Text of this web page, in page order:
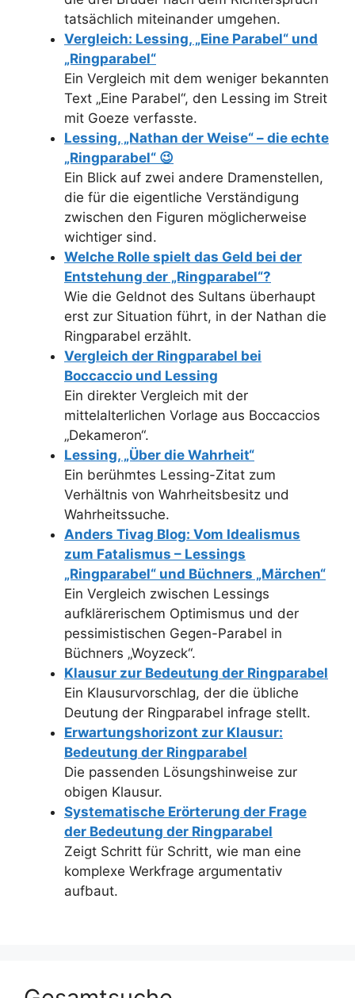
tatsächlich miteinander umgehen.
Vergleich: Lessing, „Eine Parabel“ und
„Ringparabel“
Ein Vergleich mit dem weniger bekannten
Text „Eine Parabel“, den Lessing im Streit
mit Goeze verfasste.
Lessing, „Nathan der Weise“ – die echte
„Ringparabel“ 😉
Ein Blick auf zwei andere Dramenstellen,
die für die eigentliche Verständigung
zwischen den Figuren möglicherweise
wichtiger sind.
Welche Rolle spielt das Geld bei der
Entstehung der „Ringparabel“?
Wie die Geldnot des Sultans überhaupt
erst zur Situation führt, in der Nathan die
Ringparabel erzählt.
Vergleich der Ringparabel bei
Boccaccio und Lessing
Ein direkter Vergleich mit der
mittelalterlichen Vorlage aus Boccaccios
„Dekameron“.
Lessing, „Über die Wahrheit“
Ein berühmtes Lessing-Zitat zum
Verhältnis von Wahrheitsbesitz und
Wahrheitssuche.
Anders Tivag Blog: Vom Idealismus
zum Fatalismus – Lessings
„Ringparabel“ und Büchners „Märchen“
Ein Vergleich zwischen Lessings
aufklärerischem Optimismus und der
pessimistischen Gegen-Parabel in
Büchners „Woyzeck“.
Klausur zur Bedeutung der Ringparabel
Ein Klausurvorschlag, der die übliche
Deutung der Ringparabel infrage stellt.
Erwartungshorizont zur Klausur:
Bedeutung der Ringparabel
Die passenden Lösungshinweise zur
obigen Klausur.
Systematische Erörterung der Frage
der Bedeutung der Ringparabel
Zeigt Schritt für Schritt, wie man eine
komplexe Werkfrage argumentativ
aufbaut.